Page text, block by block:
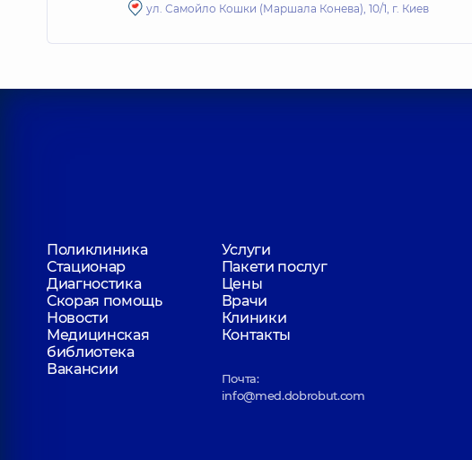
ул. Самойло Кошки (Маршала Конева), 10/1, г. Киев
Поликлиника
Услуги
Стационар
Пакети послуг
Диагностика
Цены
Скорая помощь
Врачи
Новости
Клиники
Медицинская
библиотека
Контакты
Вакансии
Почта:
info@med.dobrobut.com